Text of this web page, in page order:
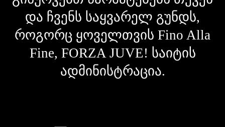
და ჩვენს საყვარელ გუნდს,
როგორც ყოველთვის Fino Alla
Fine, FORZA JUVE! საიტის
ადმინისტრაცია.